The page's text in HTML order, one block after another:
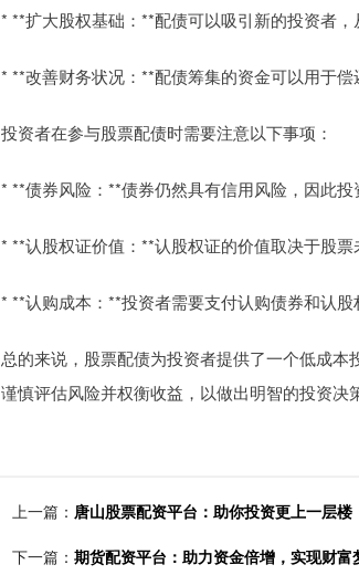
* **扩大股权基础：**配债可以吸引新的投资者，
* **改善财务状况：**配债筹集的资金可以用于偿
投资者在参与股票配债时需要注意以下事项：
* **债券风险：**债券仍然具有信用风险，因此投
* **认股权证价值：**认股权证的价值取决于股
* **认购成本：**投资者需要支付认购债券和认
总的来说，股票配债为投资者提供了一个低成
谨慎评估风险并权衡收益，以做出明智的投资决策
上一篇： 唐山股票配资平台：助你投资更上一层楼
下一篇： 期货配资平台：助力资金倍增，实现财富